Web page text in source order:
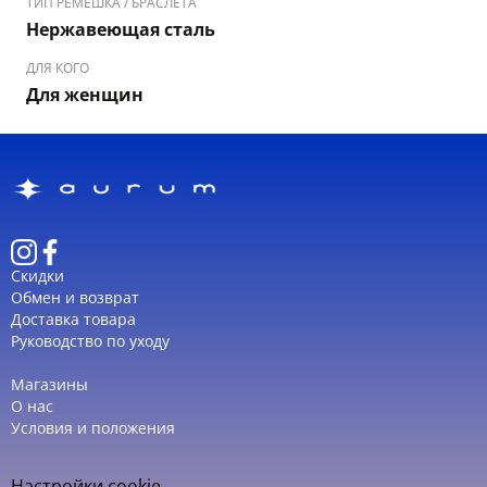
добавляя аккуратный и женственный акцент стилю.
Нержавеющая сталь
ДЛЯ КОГО
Для женщин
Скидки
Обмен и возврат
Доставка товара
Руководство по уходу
Магазины
О нас
Условия и положения